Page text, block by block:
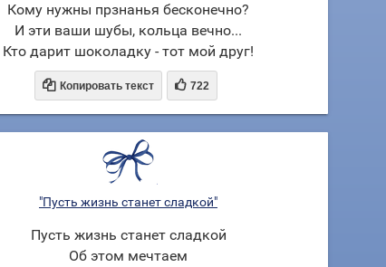
Кому нужны прзнанья бесконечно?
И эти ваши шубы, кольца вечно...
Кто дарит шоколадку - тот мой друг!
 Копировать текст  722
"Пусть жизнь станет сладкой"
Пусть жизнь станет сладкой
Об этом мечтаем